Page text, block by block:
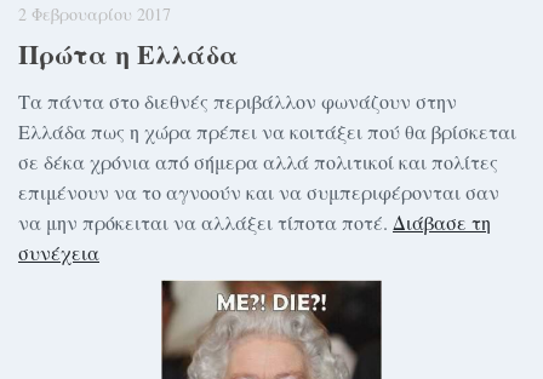
2 Φεβρουαρίου 2017
Πρώτα η Ελλάδα
Τα πάντα στο διεθνές περιβάλλον φωνάζουν στην
Ελλάδα πως η χώρα πρέπει να κοιτάξει πού θα βρίσκεται
σε δέκα χρόνια από σήμερα αλλά πολιτικοί και πολίτες
επιμένουν να το αγνοούν και να συμπεριφέρονται σαν
να μην πρόκειται να αλλάξει τίποτα ποτέ. Διάβασε τη
συνέχεια